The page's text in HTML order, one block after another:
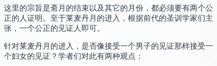
这里的宗旨是斋月的结束以及其它的月份，都必须要有两个公
正的人证明。至于莱麦丹月的进入，根据前代的圣训学家们主
张，一个公正的见证人即可。
针对莱麦丹月的进入，是否像接受一个男子的见证那样接受一
个妇女的见证？学者们对此有两种观点：